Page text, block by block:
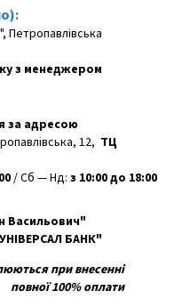
з менеджером
за адресою
12, ТЦ
/ Сб — Нд: з 10:00 до 18:00
Васильович"
БАНК"
при внесенні
повної 100% оплати